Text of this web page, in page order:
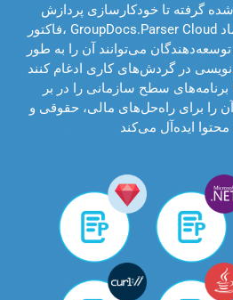
شده گرفته تا خودکارسازی پردازش
فاکتور، GroupDocs.Parser Cloud استخراج تصویر قابل اعتماد
می‌توانند آن را به طور
در گردش‌های کاری ادغام کنند
برنامه‌های سطح سازمانی را در بر
را برای راه‌حل‌های مالی، حقوقی و